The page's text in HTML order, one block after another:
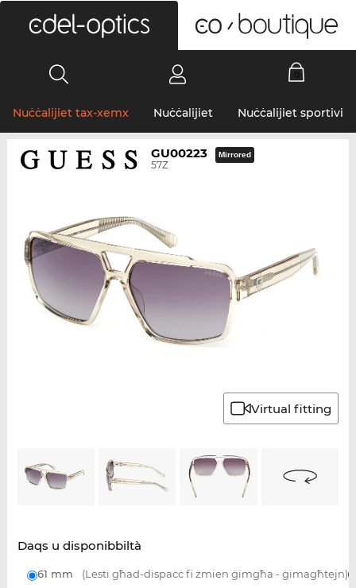
Nuċċalijiet tax-xemx Nuċċalijiet Nuċċalijiet sportivi
GU00223
57Z
Mirrored
Virtual fitting
Daqs u disponibbiltà
61 mm (Lesti għad-dispaċċ fi żmien ġimgħa - ġimagħtejn)